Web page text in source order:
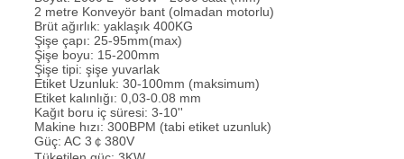
2 metre Konveyör bant (olmadan motorlu)
Brüt ağırlık: yaklaşık 400KG
Şişe çapı: 25-95mm(max)
Şişe boyu: 15-200mm
Şişe tipi: şişe yuvarlak
Etiket Uzunluk: 30-100mm (maksimum)
Etiket kalınlığı: 0,03-0.08 mm
Kağıt boru iç süresi: 3-10''
Makine hızı: 300BPM (tabi etiket uzunluk)
Güç: AC 3￠380V